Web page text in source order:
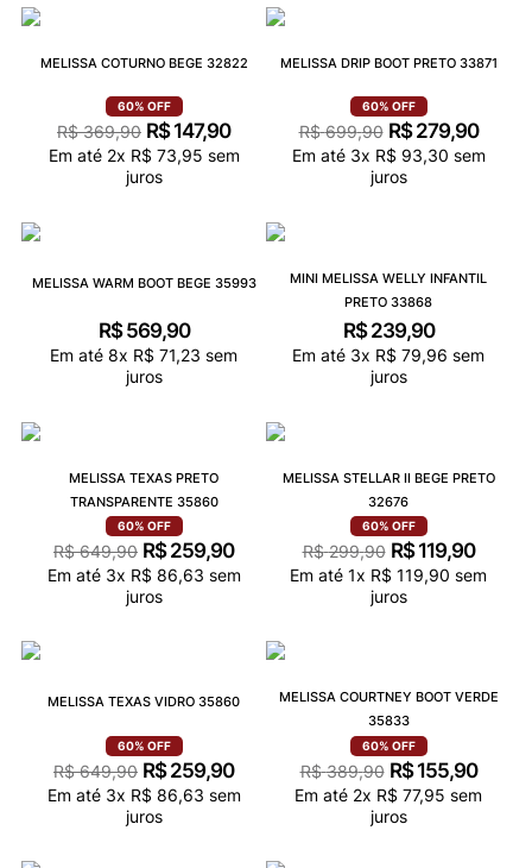
MELISSA COTURNO BEGE 32822
60% OFF
R$ 369,90 R$ 147,90
Em até 2x R$ 73,95 sem
juros
MELISSA DRIP BOOT PRETO 33871
60% OFF
R$ 699,90 R$ 279,90
Em até 3x R$ 93,30 sem
juros
MELISSA WARM BOOT BEGE 35993
R$ 569,90
Em até 8x R$ 71,23 sem
juros
MINI MELISSA WELLY INFANTIL
PRETO 33868
R$ 239,90
Em até 3x R$ 79,96 sem
juros
MELISSA TEXAS PRETO
TRANSPARENTE 35860
60% OFF
R$ 649,90 R$ 259,90
Em até 3x R$ 86,63 sem
juros
MELISSA STELLAR II BEGE PRETO
32676
60% OFF
R$ 299,90 R$ 119,90
Em até 1x R$ 119,90 sem
juros
MELISSA TEXAS VIDRO 35860
60% OFF
R$ 649,90 R$ 259,90
Em até 3x R$ 86,63 sem
juros
MELISSA COURTNEY BOOT VERDE
35833
60% OFF
R$ 389,90 R$ 155,90
Em até 2x R$ 77,95 sem
juros